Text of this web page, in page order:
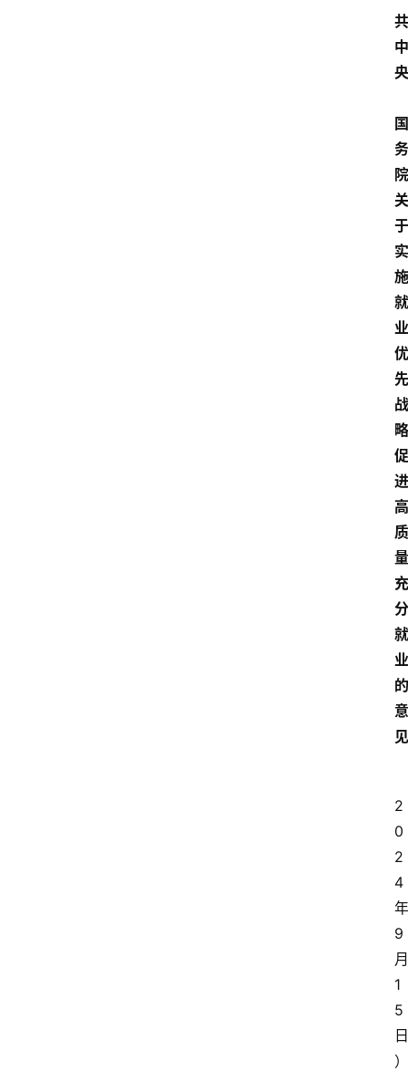
共
中
央
国
务
院
关
于
实
施
就
业
优
先
战
略
促
进
高
质
量
充
分
就
业
的
意
见
2
0
2
4
年
9
月
1
5
日
）